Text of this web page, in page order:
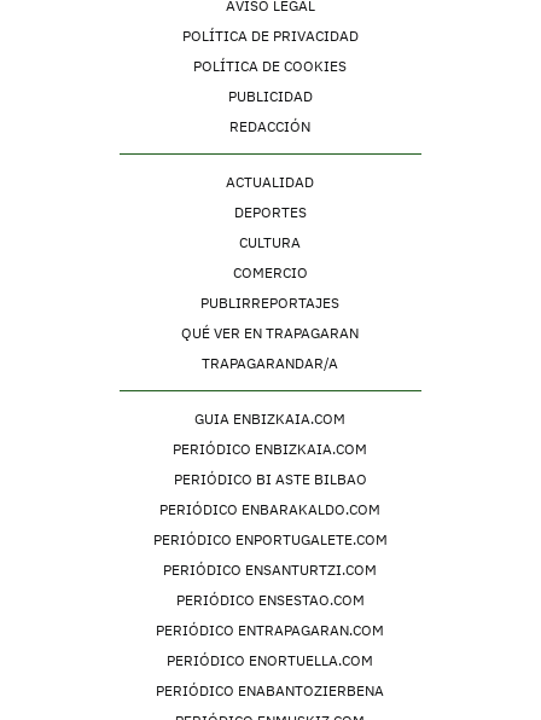
AVISO LEGAL
POLÍTICA DE PRIVACIDAD
POLÍTICA DE COOKIES
PUBLICIDAD
REDACCIÓN
ACTUALIDAD
DEPORTES
CULTURA
COMERCIO
PUBLIRREPORTAJES
QUÉ VER EN TRAPAGARAN
TRAPAGARANDAR/A
GUIA ENBIZKAIA.COM
PERIÓDICO ENBIZKAIA.COM
PERIÓDICO BI ASTE BILBAO
PERIÓDICO ENBARAKALDO.COM
PERIÓDICO ENPORTUGALETE.COM
PERIÓDICO ENSANTURTZI.COM
PERIÓDICO ENSESTAO.COM
PERIÓDICO ENTRAPAGARAN.COM
PERIÓDICO ENORTUELLA.COM
PERIÓDICO ENABANTOZIERBENA